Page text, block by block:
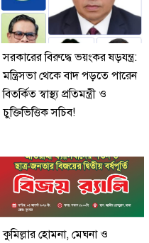
সরকারের বিরুদ্ধে ভয়ংকর ষড়যন্ত্র:
মন্ত্রিসভা থেকে বাদ পড়তে পারেন
বিতর্কিত স্বাস্থ্য প্রতিমন্ত্রী ও
চুক্তিভিত্তিক সচিব!
কুমিল্লার হোমনা, মেঘনা ও